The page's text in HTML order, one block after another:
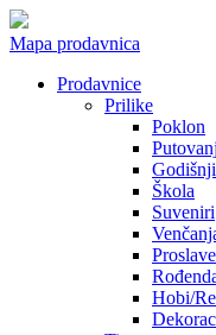
Mapa prodavnica
Prodavnice
Prilike
Poklon
Škola
Suveniri
Proslave
Hobi/